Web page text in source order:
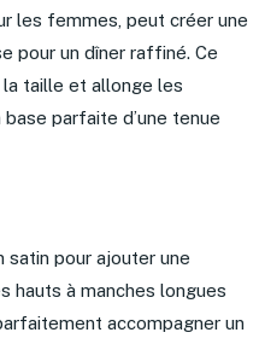
les femmes, peut créer une
pour un dîner raffiné. Ce
la taille et allonge les
parfaite d’une tenue
satin pour ajouter une
hauts à manches longues
accompagner un